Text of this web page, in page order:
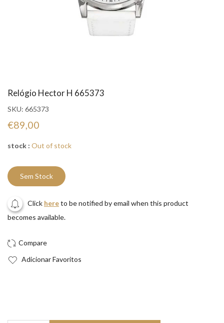
Relógio Hector H 665373
SKU: 665373
€89,00
stock : Out of stock
Sem Stock
Click hereto be notified by email when this product
becomes available.
Adicionar Favoritos